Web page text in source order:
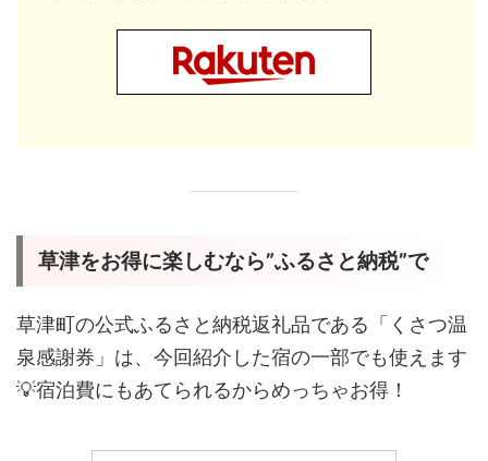
草津をお得に楽しむなら”ふるさと納税”で
草津町の公式ふるさと納税返礼品である「くさつ温
泉感謝券」は、今回紹介した宿の一部でも使えます
💡宿泊費にもあてられるからめっちゃお得！